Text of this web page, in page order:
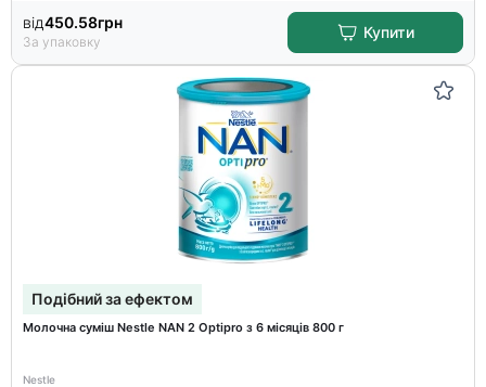
від450.58грн
За упаковку
Купити
Подібний за ефектом
Молочна суміш Nestle NAN 2 Optipro з 6 місяців 800 г
Nestle